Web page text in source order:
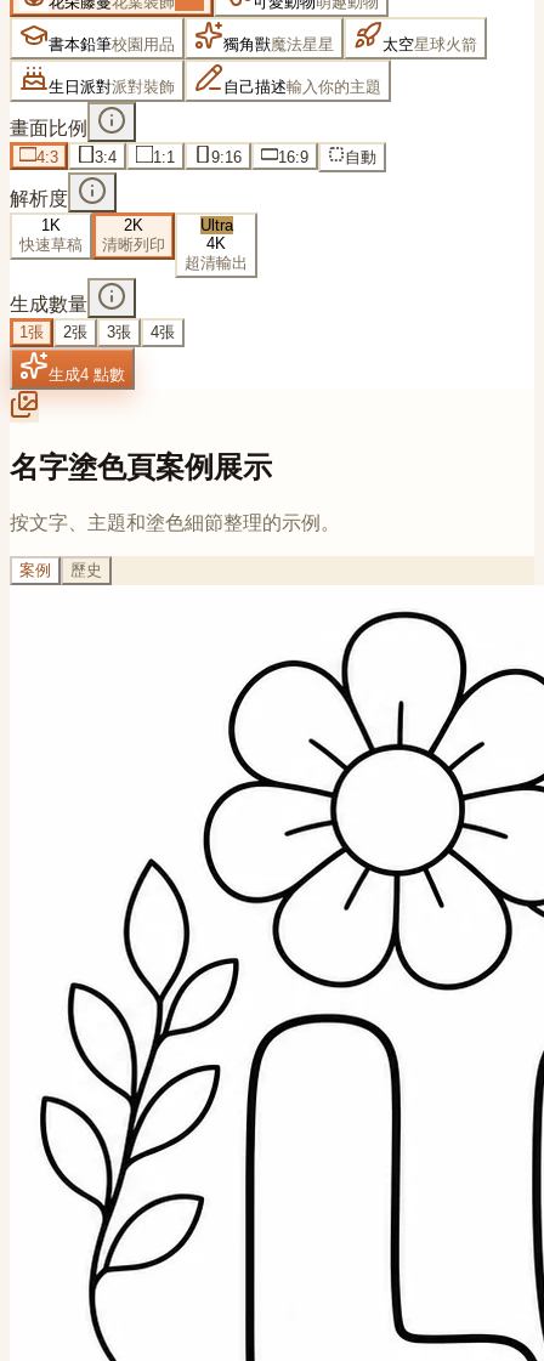
書本鉛筆校園用品 獨角獸魔法星星 太空星球火箭
生日派對派對裝飾 自己描述輸入你的主題
畫面比例
4:3 3:4 1:1 9:16 16:9 自動
解析度
1K
快速草稿
2K
清晰列印
Ultra
4K
超清輸出
生成數量
1 張 2張 3張 4張
生成4 點數
名字塗色頁案例展示
按文字、主題和塗色細節整理的示例。
案例 歷史